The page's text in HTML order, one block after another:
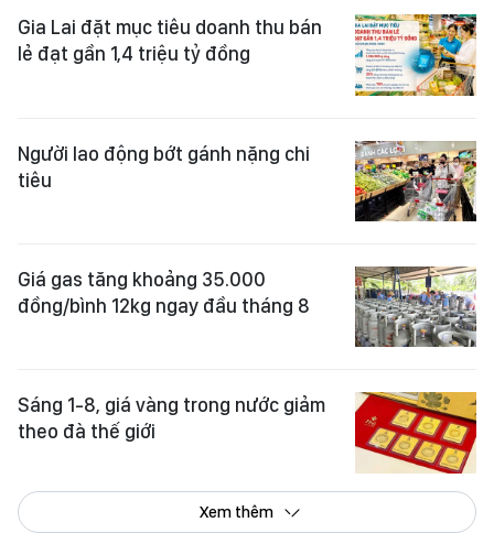
Gia Lai đặt mục tiêu doanh thu bán
lẻ đạt gần 1,4 triệu tỷ đồng
Người lao động bớt gánh nặng chi
tiêu
Giá gas tăng khoảng 35.000
đồng/bình 12kg ngay đầu tháng 8
Sáng 1-8, giá vàng trong nước giảm
theo đà thế giới
Xem thêm